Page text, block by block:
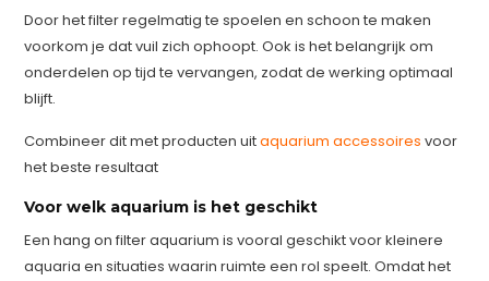
Door het filter regelmatig te spoelen en schoon te maken
voorkom je dat vuil zich ophoopt. Ook is het belangrijk om
onderdelen op tijd te vervangen, zodat de werking optimaal
blijft.
Combineer dit met producten uitaquarium accessoires voor
het beste resultaat
Voor welk aquarium is het geschikt
Een hang on filter aquarium is vooral geschikt voor kleinere
aquaria en situaties waarin ruimte een rol speelt. Omdat het